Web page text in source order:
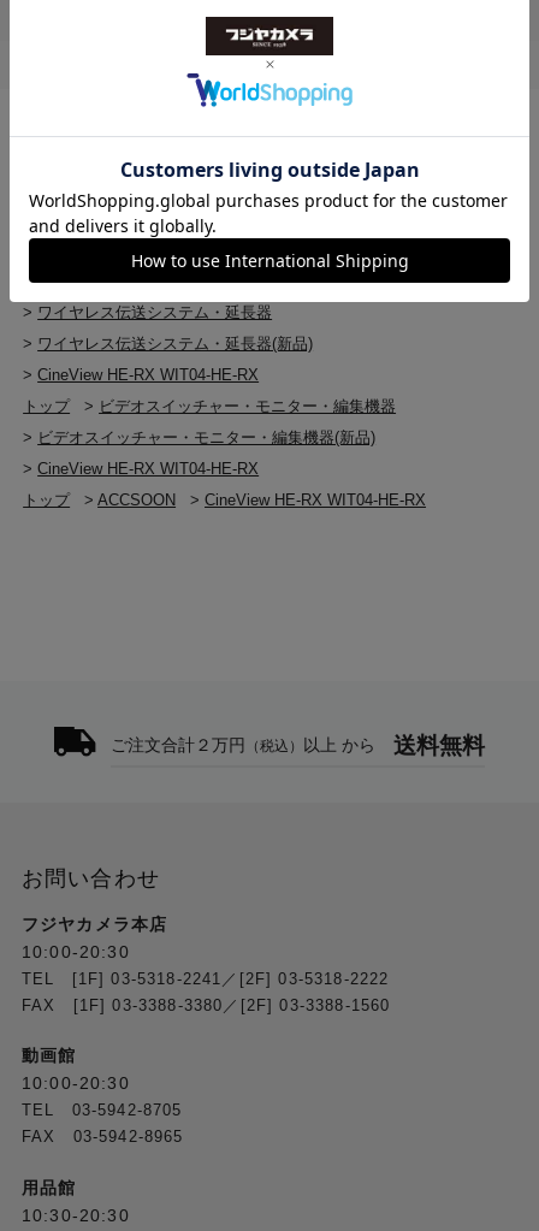
ビデオスイッチャー・モニター・編集機器
> ワイヤレス伝送システム・延長器
トップ
>ビデオスイッチャー・モニター・編集機器
> ワイヤレス伝送システム・延長器
> ワイヤレス伝送システム・延長器(新品)
>CineView HE-RX WIT04-HE-RX
トップ
> ビデオスイッチャー・モニター・編集機器
> ビデオスイッチャー・モニター・編集機器(新品)
>CineView HE-RX WIT04-HE-RX
トップ
>ACCSOON >CineView HE-RX WIT04-HE-RX
ご注文合計２万円 （税込） 以上 から 送料無料
お問い合わせ
フジヤカメラ本店
10:00-20:30
TEL [1F] 03-5318-2241／[2F] 03-5318-2222
FAX [1F] 03-3388-3380／[2F] 03-3388-1560
動画館
10:00-20:30
TEL 03-5942-8705
FAX 03-5942-8965
用品館
10:30-20:30